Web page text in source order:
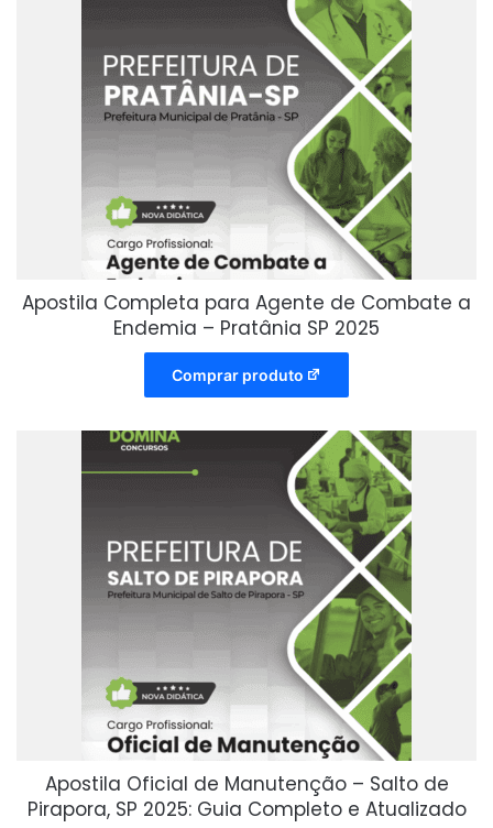
Apostila Completa para Agente de Combate a
Endemia – Pratânia SP 2025
Comprar produto
Apostila Oficial de Manutenção – Salto de
Pirapora, SP 2025: Guia Completo e Atualizado